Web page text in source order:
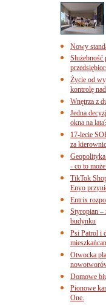
Nowy
Życie od
kontrolę
Wnętrza z
Jedna
okna na
17-lecie
za
- co to
TikTok
Enyo
Entrix
Styropian –
budynku
Psi Patrol i
Otwocka
Domowe
Pionowe
One.